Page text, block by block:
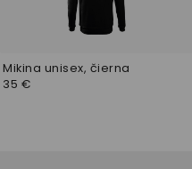
Mikina unisex, čierna
35 €